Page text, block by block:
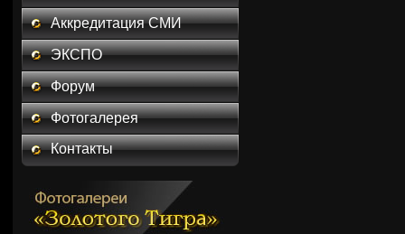
Аккредитация СМИ
ЭКСПО
Форум
Фотогалерея
Контакты